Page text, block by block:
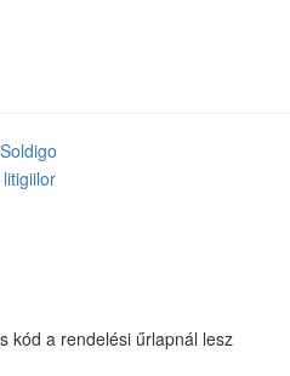
Soldigo
kód a rendelési űrlapnál lesz